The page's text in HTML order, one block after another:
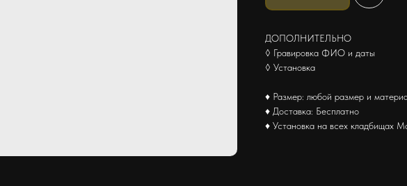
ДОПОЛНИТЕЛЬНО
◊ Гравировка ФИО и даты
◊ Установка
♦ Размер: любой размер и
♦ Доставка: Бесплатно
♦ Установка на всех кладбищах